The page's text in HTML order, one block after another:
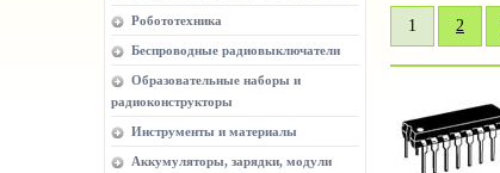
Робототехника
Беспроводные радиовыключатели
Образовательные наборы и
радиоконструкторы
Инструменты и материалы
Аккумуляторы, зарядки, модули
1 2